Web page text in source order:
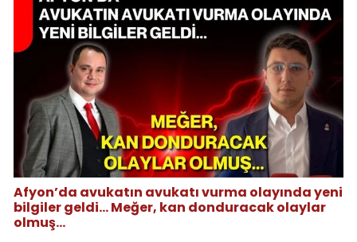
Afyon’da avukatın avukatı vurma olayında yeni
bilgiler geldi... Meğer, kan donduracak olaylar
olmuş...